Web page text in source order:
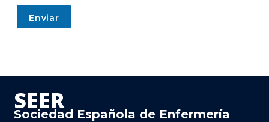
Enviar
SEER
Sociedad Española de Enfermería